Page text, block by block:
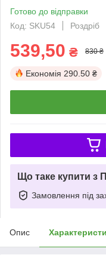
Готово до відправки
Код: SKU54
Роздріб
539,50 ₴ 830 ₴
Економія 290.50 ₴
Що таке купити з
Замовлення під
Опис